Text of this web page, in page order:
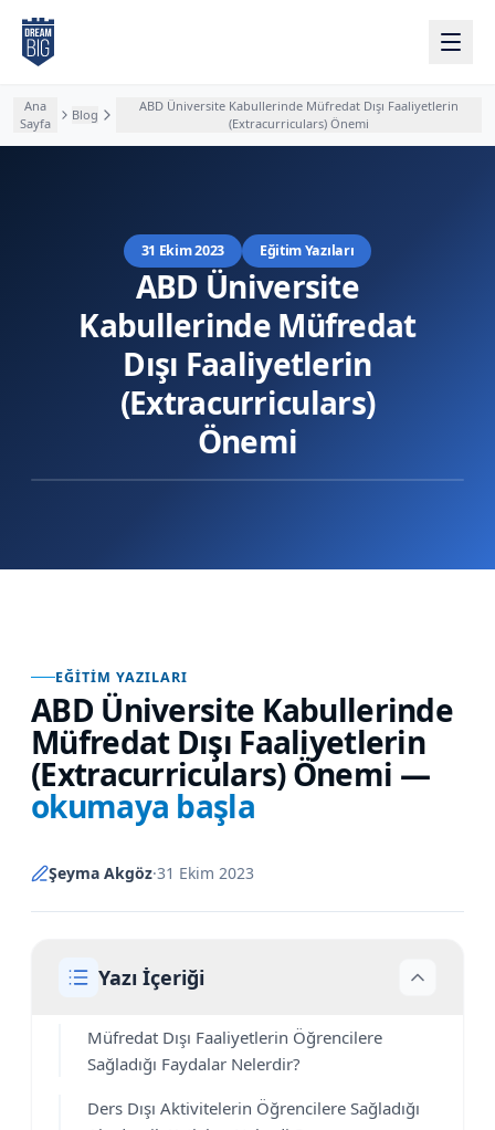
Ana içeriğe atla
Ana
Sayfa
Blog
ABD Üniversite Kabullerinde Müfredat Dışı Faaliyetlerin
(Extracurriculars) Önemi
31 Ekim 2023 Eğitim Yazıları
ABD Üniversite
Kabullerinde Müfredat
Dışı Faaliyetlerin
(Extracurriculars)
Önemi
EĞITIM YAZILARI
ABD Üniversite Kabullerinde
Müfredat Dışı Faaliyetlerin
(Extracurriculars) Önemi —
okumaya başla
Şeyma Akgöz·31 Ekim 2023
Yazı İçeriği
Müfredat Dışı Faaliyetlerin Öğrencilere
Sağladığı Faydalar Nelerdir?
Ders Dışı Aktivitelerin Öğrencilere Sağladığı